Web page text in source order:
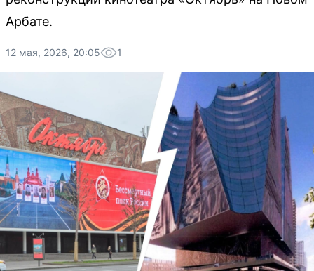
Арбате.
12 мая, 2026, 20:05 1